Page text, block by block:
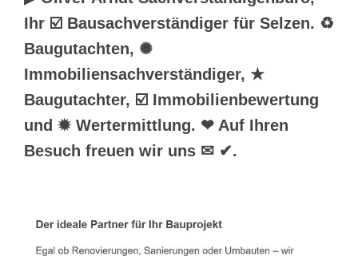
Ihr ☑️ Bausachverständiger für Selzen. ♻
Baugutachten, ✺
Immobiliensachverständiger, ★
Baugutachter, ☑️ Immobilienbewertung
und ✹ Wertermittlung. ❤ Auf Ihren
Besuch freuen wir uns ✉ ✔.